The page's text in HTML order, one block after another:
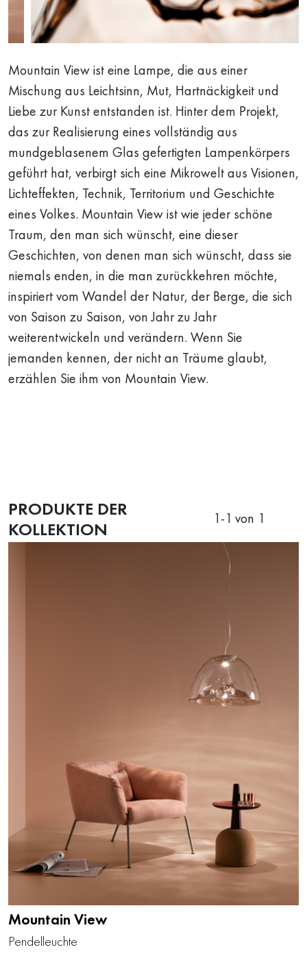
Mountain View ist eine Lampe, die aus einer
Mischung aus Leichtsinn, Mut, Hartnäckigkeit und
Liebe zur Kunst entstanden ist. Hinter dem Projekt,
das zur Realisierung eines vollständig aus
mundgeblasenem Glas gefertigten Lampenkörpers
geführt hat, verbirgt sich eine Mikrowelt aus Visionen,
Lichteffekten, Technik, Territorium und Geschichte
eines Volkes. Mountain View ist wie jeder schöne
Traum, den man sich wünscht, eine dieser
Geschichten, von denen man sich wünscht, dass sie
niemals enden, in die man zurückkehren möchte,
inspiriert vom Wandel der Natur, der Berge, die sich
von Saison zu Saison, von Jahr zu Jahr
weiterentwickeln und verändern. Wenn Sie
jemanden kennen, der nicht an Träume glaubt,
erzählen Sie ihm von Mountain View.
PRODUKTE DER
KOLLEKTION
1-1 von 1
Mountain View
Pendelleuchte